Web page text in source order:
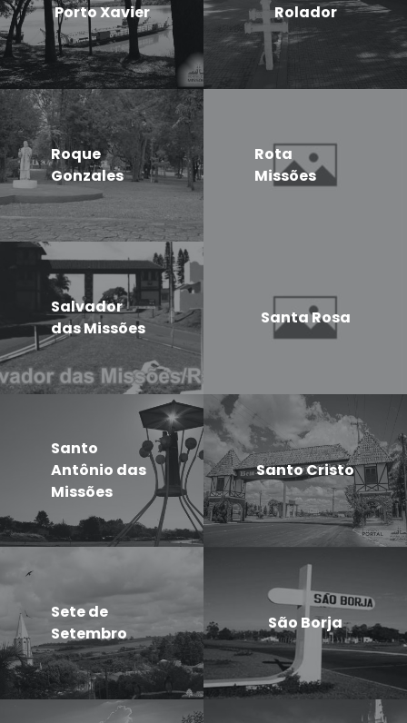
Porto Xavier Rolador
Roque
Gonzales
Rota
Missões
Salvador
das Missões
Santa Rosa
Santo
Antônio das
Missões
Santo Cristo
Sete de
Setembro
São Borja